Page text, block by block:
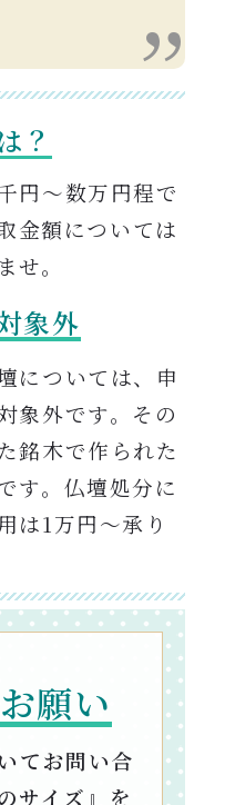
？
円〜数万円程で
金額については
せ。
象外
については、申
象外です。その
銘木で作られた
す。仏壇処分に
は1万円〜承り
願い
てお問い合
サイズ』を